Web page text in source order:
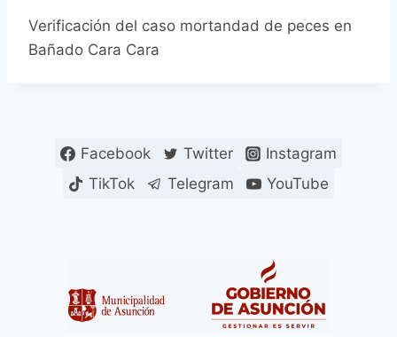
Verificación del caso mortandad de peces en
Bañado Cara Cara
Facebook Twitter
Instagram
TikTok
Telegram YouTube